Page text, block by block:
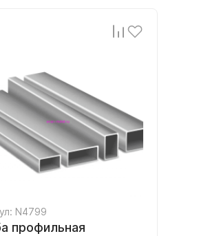
N4799
профильная